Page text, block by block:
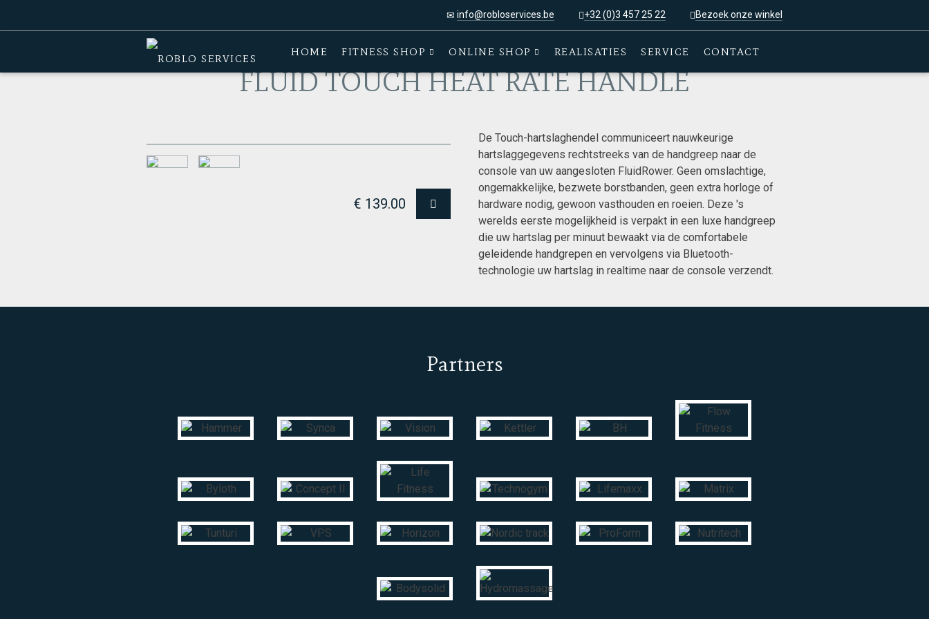
info@robloservices.be +32 (0)3 457 25 22 Bezoek onze winkel
HOME FITNESS SHOP ONLINE SHOP REALISATIES SERVICE CONTACT
FLUID TOUCH HEAT RATE HANDLE
FLUID TOUCH HEAT RATE HANDLE
€ 139.00
De Touch-hartslaghendel communiceert nauwkeurige
hartslaggegevens rechtstreeks van de handgreep naar de
console van uw aangesloten FluidRower. Geen omslachtige,
ongemakkelijke, bezwete borstbanden, geen extra horloge of
hardware nodig, gewoon vasthouden en roeien. Deze 's
werelds eerste mogelijkheid is verpakt in een luxe handgreep
die uw hartslag per minuut bewaakt via de comfortabele
geleidende handgrepen en vervolgens via Bluetooth-
technologie uw hartslag in realtime naar de console verzendt.
Partners